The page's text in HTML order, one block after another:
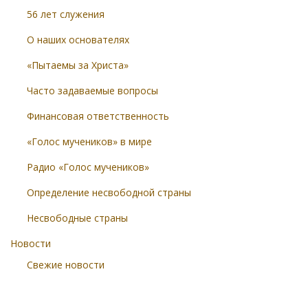
56 лет служения
О наших основателях
«Пытаемы за Христа»
Часто задаваемые вопросы
Финансовая ответственность
«Голос мучеников» в мире
Радио «Голос мучеников»
Определение несвободной страны
Несвободные страны
Новости
Свежие новости